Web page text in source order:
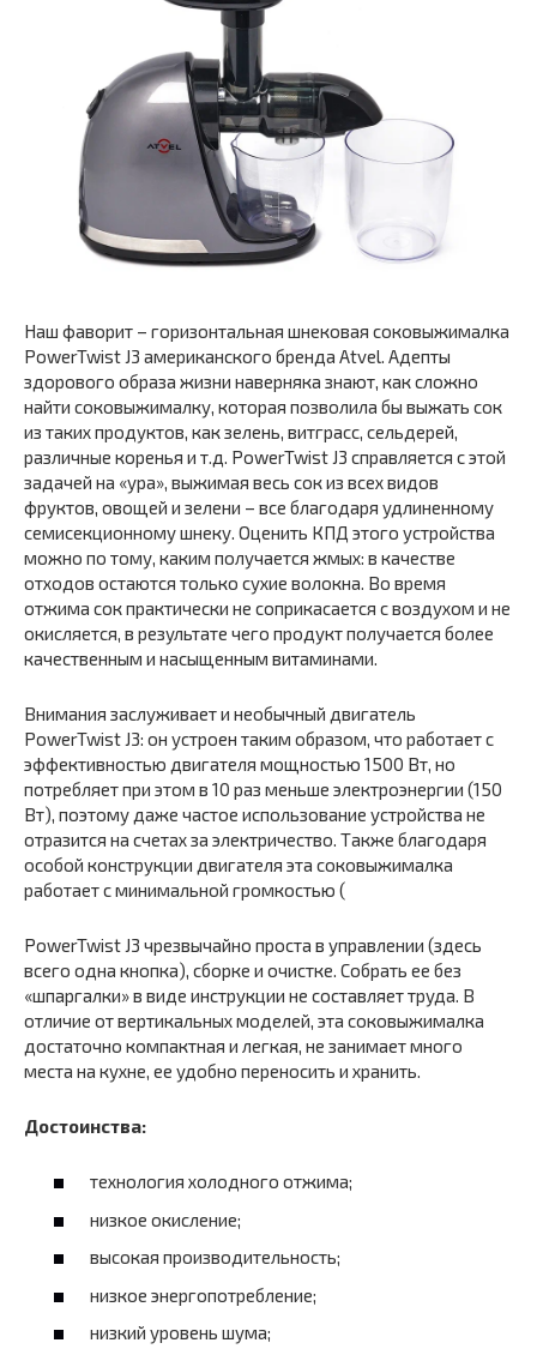
Наш фаворит – горизонтальная шнековая соковыжималка
PowerTwist J3 американского бренда Atvel. Адепты
здорового образа жизни наверняка знают, как сложно
найти соковыжималку, которая позволила бы выжать сок
из таких продуктов, как зелень, витграсс, сельдерей,
различные коренья и т.д. PowerTwist J3 справляется с этой
задачей на «ура», выжимая весь сок из всех видов
фруктов, овощей и зелени – все благодаря удлиненному
семисекционному шнеку. Оценить КПД этого устройства
можно по тому, каким получается жмых: в качестве
отходов остаются только сухие волокна. Во время
отжима сок практически не соприкасается с воздухом и не
окисляется, в результате чего продукт получается более
качественным и насыщенным витаминами.
Внимания заслуживает и необычный двигатель
PowerTwist J3: он устроен таким образом, что работает с
эффективностью двигателя мощностью 1500 Вт, но
потребляет при этом в 10 раз меньше электроэнергии (150
Вт), поэтому даже частое использование устройства не
отразится на счетах за электричество. Также благодаря
особой конструкции двигателя эта соковыжималка
работает с минимальной громкостью (
PowerTwist J3 чрезвычайно проста в управлении (здесь
всего одна кнопка), сборке и очистке. Собрать ее без
«шпаргалки» в виде инструкции не составляет труда. В
отличие от вертикальных моделей, эта соковыжималка
достаточно компактная и легкая, не занимает много
места на кухне, ее удобно переносить и хранить.
Достоинства:
технология холодного отжима;
низкое окисление;
высокая производительность;
низкое энергопотребление;
низкий уровень шума;